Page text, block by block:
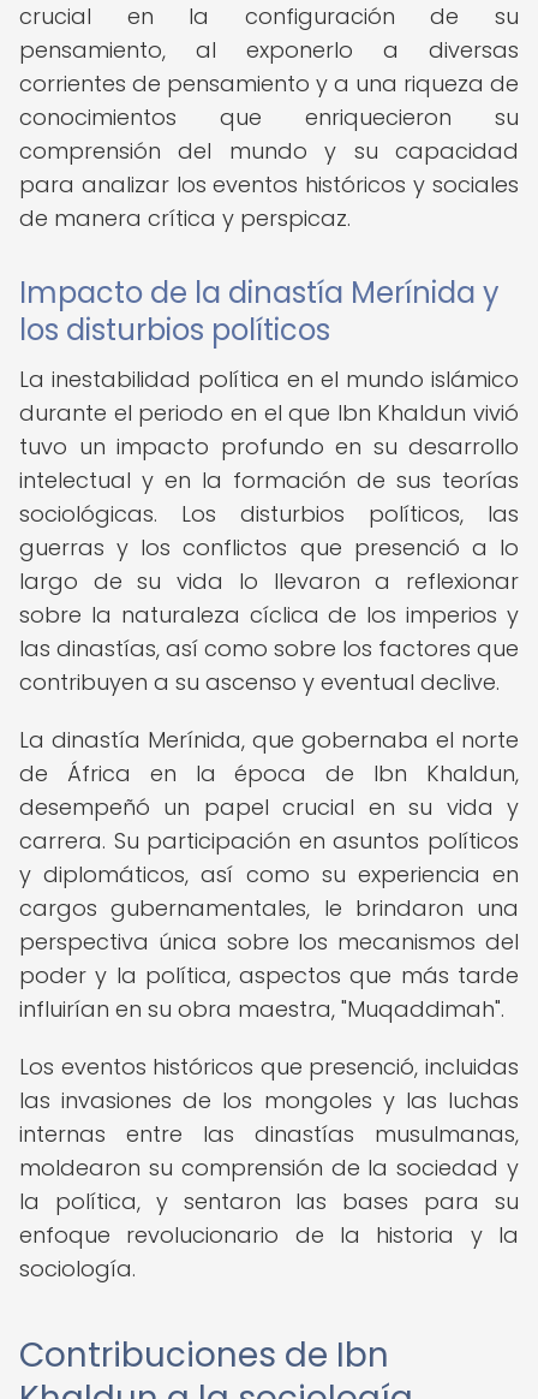
crucial en la configuración de su
pensamiento, al exponerlo a diversas
corrientes de pensamiento y a una riqueza de
conocimientos que enriquecieron su
comprensión del mundo y su capacidad
para analizar los eventos históricos y sociales
de manera crítica y perspicaz.
Impacto de la dinastía Merínida y
los disturbios políticos
La inestabilidad política en el mundo islámico
durante el periodo en el que Ibn Khaldun vivió
tuvo un impacto profundo en su desarrollo
intelectual y en la formación de sus teorías
sociológicas. Los disturbios políticos, las
guerras y los conflictos que presenció a lo
largo de su vida lo llevaron a reflexionar
sobre la naturaleza cíclica de los imperios y
las dinastías, así como sobre los factores que
contribuyen a su ascenso y eventual declive.
La dinastía Merínida, que gobernaba el norte
de África en la época de Ibn Khaldun,
desempeñó un papel crucial en su vida y
carrera. Su participación en asuntos políticos
y diplomáticos, así como su experiencia en
cargos gubernamentales, le brindaron una
perspectiva única sobre los mecanismos del
poder y la política, aspectos que más tarde
influirían en su obra maestra, "Muqaddimah".
Los eventos históricos que presenció, incluidas
las invasiones de los mongoles y las luchas
internas entre las dinastías musulmanas,
moldearon su comprensión de la sociedad y
la política, y sentaron las bases para su
enfoque revolucionario de la historia y la
sociología.
Contribuciones de Ibn